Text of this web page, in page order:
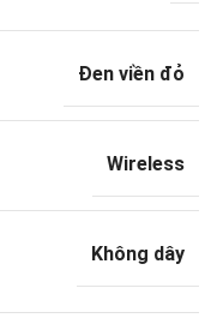
Đen viền đỏ
Wireless
Không dây